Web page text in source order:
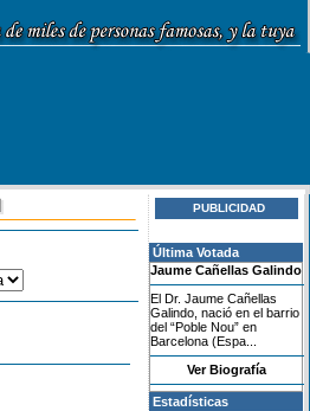
PUBLICIDAD
Última Votada
Jaume Cañellas Galindo
El Dr. Jaume Cañellas
Galindo, nació en el barrio
del “Poble Nou” en
Barcelona (Espa...
Ver Biografía
Estadísticas